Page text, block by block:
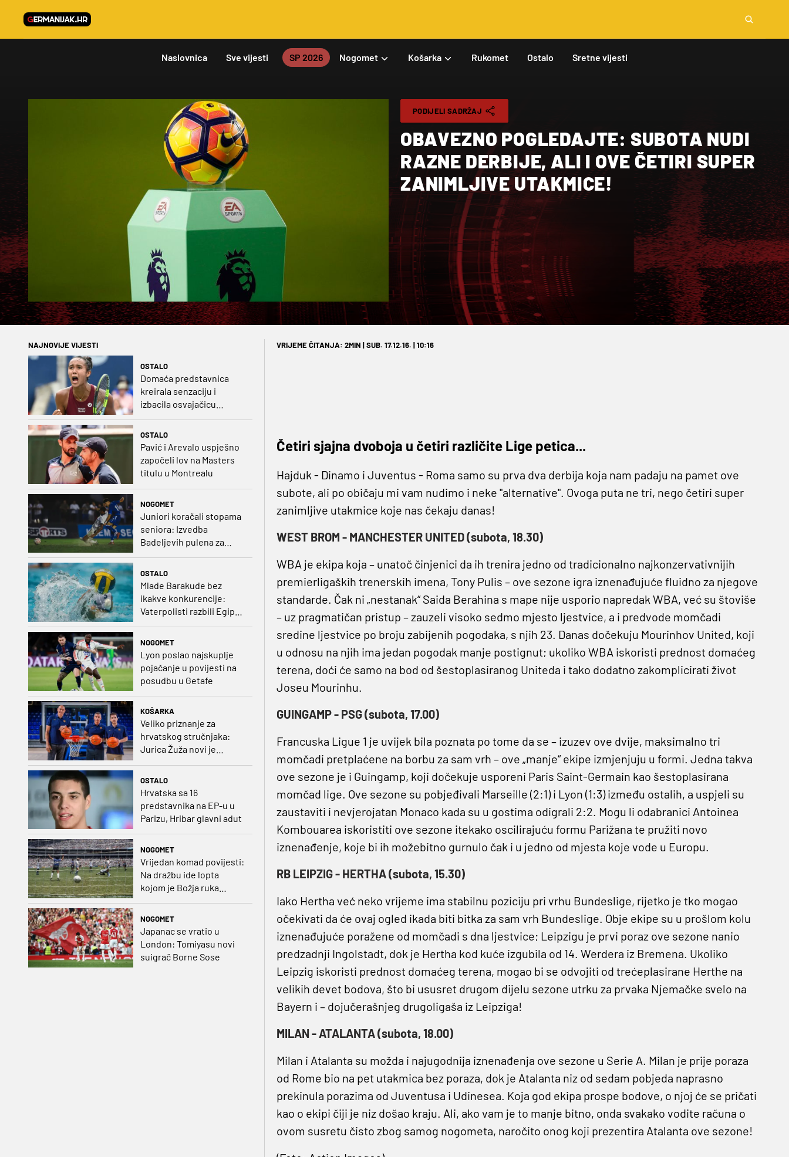
Naslovnica Sve vijesti SP 2026 Nogomet Košarka Rukomet Ostalo Sretne vijesti
PODIJELI SADRŽAJ
OBAVEZNO POGLEDAJTE: SUBOTA NUDI
RAZNE DERBIJE, ALI I OVE ČETIRI SUPER
ZANIMLJIVE UTAKMICE!
NAJNOVIJE VIJESTI
OSTALO
Domaća predstavnica
kreirala senzaciju i
izbacila osvajačicu
OSTALO
Pavić i Arevalo uspješno
započeli lov na Masters
titulu u Montrealu
NOGOMET
Juniori koračali stopama
seniora: Izvedba
Badeljevih pulena za
čistu peticu protiv
OSTALO
Mlade Barakude bez
ikakve konkurencije:
Vaterpolisti razbili Egipat
za polufinale SP-a!
NOGOMET
Lyon poslao najskuplje
pojačanje u povijesti na
posudbu u Getafe
KOŠARKA
Veliko priznanje za
hrvatskog stručnjaka:
Jurica Žuža novi je
OSTALO
Hrvatska sa 16
predstavnika na EP-u u
Parizu, Hribar glavni adut
NOGOMET
Vrijedan komad povijesti:
Na dražbu ide lopta
kojom je Božja ruka
NOGOMET
Japanac se vratio u
London: Tomiyasu novi
suigrač Borne Sose
VRIJEME ČITANJA: 2MIN | SUB. 17.12.16. | 10:16
Četiri sjajna dvoboja u četiri različite Lige petica...
Hajduk - Dinamo i Juventus - Roma samo su prva dva derbija koja nam padaju na pamet ove
subote, ali po običaju mi vam nudimo i neke "alternative". Ovoga puta ne tri, nego četiri super
zanimljive utakmice koje nas čekaju danas!
WEST BROM - MANCHESTER UNITED (subota, 18.30)
WBA je ekipa koja – unatoč činjenici da ih trenira jedno od tradicionalno najkonzervativnijih
premierligaških trenerskih imena, Tony Pulis – ove sezone igra iznenađujuće fluidno za njegove
standarde. Čak ni „nestanak“ Saida Berahina s mape nije usporio napredak WBA, već su štoviše
– uz pragmatičan pristup – zauzeli visoko sedmo mjesto ljestvice, a i predvode momčadi
sredine ljestvice po broju zabijenih pogodaka, s njih 23. Danas dočekuju Mourinhov United, koji
u odnosu na njih ima jedan pogodak manje postignut; ukoliko WBA iskoristi prednost domaćeg
terena, doći će samo na bod od šestoplasiranog Uniteda i tako dodatno zakomplicirati život
Joseu Mourinhu.
GUINGAMP - PSG (subota, 17.00)
Francuska Ligue 1 je uvijek bila poznata po tome da se – izuzev ove dvije, maksimalno tri
momčadi pretplaćene na borbu za sam vrh – ove „manje“ ekipe izmjenjuju u formi. Jedna takva
ove sezone je i Guingamp, koji dočekuje usporeni Paris Saint-Germain kao šestoplasirana
momčad lige. Ove sezone su pobjeđivali Marseille (2:1) i Lyon (1:3) između ostalih, a uspjeli su
zaustaviti i nevjerojatan Monaco kada su u gostima odigrali 2:2. Mogu li odabranici Antoinea
Kombouarea iskoristiti ove sezone itekako oscilirajuću formu Parižana te pružiti novo
iznenađenje, koje bi ih možebitno gurnulo čak i u jedno od mjesta koje vode u Europu.
RB LEIPZIG - HERTHA (subota, 15.30)
Iako Hertha već neko vrijeme ima stabilnu poziciju pri vrhu Bundeslige, rijetko je tko mogao
očekivati da će ovaj ogled ikada biti bitka za sam vrh Bundeslige. Obje ekipe su u prošlom kolu
iznenađujuće poražene od momčadi s dna ljestvice; Leipzigu je prvi poraz ove sezone nanio
predzadnji Ingolstadt, dok je Hertha kod kuće izgubila od 14. Werdera iz Bremena. Ukoliko
Leipzig iskoristi prednost domaćeg terena, mogao bi se odvojiti od trećeplasirane Herthe na
velikih devet bodova, što bi ususret drugom dijelu sezone utrku za prvaka Njemačke svelo na
Bayern i – dojučerašnjeg drugoligaša iz Leipziga!
MILAN - ATALANTA (subota, 18.00)
Milan i Atalanta su možda i najugodnija iznenađenja ove sezone u Serie A. Milan je prije poraza
od Rome bio na pet utakmica bez poraza, dok je Atalanta niz od sedam pobjeda naprasno
prekinula porazima od Juventusa i Udinesea. Koja god ekipa prospe bodove, o njoj će se pričati
kao o ekipi čiji je niz došao kraju. Ali, ako vam je to manje bitno, onda svakako vodite računa o
ovom susretu čisto zbog samog nogometa, naročito onog koji prezentira Atalanta ove sezone!